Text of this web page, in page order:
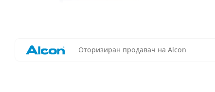
Оторизиран продавач на Alcon